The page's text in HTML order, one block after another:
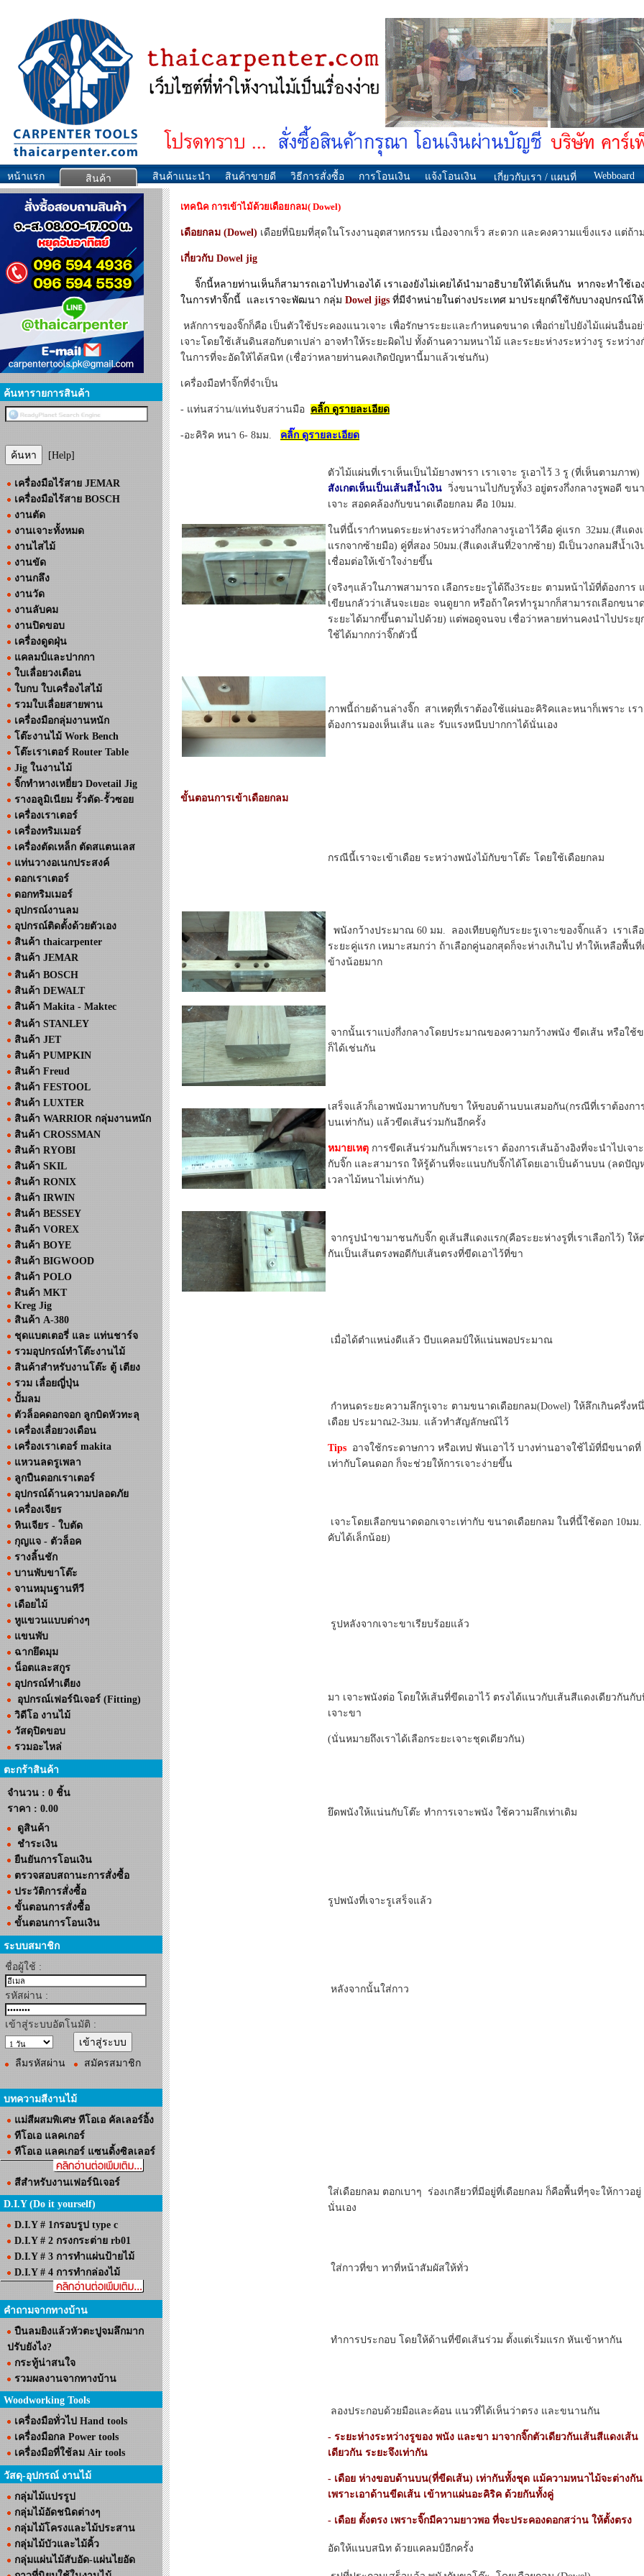
หน้าแรก สินค้า สินค้าแนะนำ สินค้าขายดี วิธีการสั่งซื้อ การโอนเงิน แจ้งโอนเงิน เกี่ยวกับเรา / แผนที่ Webboard
ค้นหารายการสินค้า
[Help]
เครื่องมือไร้สาย JEMAR
เครื่องมือไร้สาย BOSCH
งานตัด
งานเจาะทั้งหมด
งานไสไม้
งานขัด
งานกลึง
งานวัด
งานลับคม
งานปิดขอบ
เครื่องดูดฝุ่น
แคลมป์และปากกา
ใบเลื่อยวงเดือน
ใบกบ ใบเครื่องไสไม้
รวมใบเลื่อยสายพาน
เครื่องมือกลุ่มงานหนัก
โต๊ะงานไม้ Work Bench
โต๊ะเราเตอร์ Router Table
Jig ในงานไม้
จิ๊กทำหางเหยี่ยว Dovetail Jig
รางอลูมิเนียม รั้วตัด-รั้วซอย
เครื่องเราเตอร์
เครื่องทริมเมอร์
เครื่องตัดเหล็ก ตัดสแตนเลส
แท่นวางอเนกประสงค์
ดอกเราเตอร์
ดอกทริมเมอร์
อุปกรณ์งานลม
อุปกรณ์ติดตั้งด้วยตัวเอง
สินค้า thaicarpenter
สินค้า JEMAR
สินค้า BOSCH
สินค้า DEWALT
สินค้า Makita - Maktec
สินค้า STANLEY
สินค้า JET
สินค้า PUMPKIN
สินค้า Freud
สินค้า FESTOOL
สินค้า LUXTER
สินค้า WARRIOR กลุ่มงานหนัก
สินค้า CROSSMAN
สินค้า RYOBI
สินค้า SKIL
สินค้า RONIX
สินค้า IRWIN
สินค้า BESSEY
สินค้า VOREX
สินค้า BOYE
สินค้า BIGWOOD
สินค้า POLO
สินค้า MKT
Kreg Jig
สินค้า A-380
ชุดแบตเตอรี่ และ แท่นชาร์จ
รวมอุปกรณ์ทำโต๊ะงานไม้
สินค้าสำหรับงานโต๊ะ ตู้ เตียง
รวม เลื่อยญี่ปุ่น
ปั้มลม
ตัวล็อคดอกจอก ลูกบิดหัวทะลุ
เครื่องเลื่อยวงเดือน
เครื่องเราเตอร์ makita
แหวนลดรูเพลา
ลูกปืนดอกเราเตอร์
อุปกรณ์ด้านความปลอดภัย
เครื่องเจียร
หินเจียร - ใบตัด
กุญแจ - ตัวล็อค
รางลิ้นชัก
บานพับขาโต๊ะ
จานหมุนฐานทีวี
เดือยไม้
หูแขวนแบบต่างๆ
แขนพับ
ฉากยึดมุม
น็อตและสกูร
อุปกรณ์ทำเตียง
อุปกรณ์เฟอร์นิเจอร์ (Fitting)
วิดีโอ งานไม้
วัสดุปิดขอบ
รวมอะไหล่
ตะกร้าสินค้า
จำนวน : 0 ชิ้น
ราคา : 0.00
ดูสินค้า
ชำระเงิน
ยืนยันการโอนเงิน
ตรวจสอบสถานะการสั่งซื้อ
ประวัติการสั่งซื้อ
ขั้นตอนการสั่งซื้อ
ขั้นตอนการโอนเงิน
ระบบสมาชิก
ชื่อผู้ใช้ :
รหัสผ่าน :
เข้าสู่ระบบอัตโนมัติ :
ลืมรหัสผ่าน สมัครสมาชิก
บทความสีงานไม้
แม่สีผสมพิเศษ ทีโอเอ คัลเลอร์อิ้ง
ทีโอเอ แลคเกอร์
ทีโอเอ แลคเกอร์ แซนดิ้งซิลเลอร์
สีสำหรับงานเฟอร์นิเจอร์
D.I.Y (Do it yourself)
D.I.Y # 1กรอบรูป type c
D.I.Y # 2 กรงกระต่าย rb01
D.I.Y # 3 การทำแผ่นป้ายไม้
D.I.Y # 4 การทำกล่องไม้
คำถามจากทางบ้าน
ปืนลมยิงแล้วหัวตะปูจมลึกมาก
ปรับยังไง?
กระทู้น่าสนใจ
รวมผลงานจากทางบ้าน
Woodworking Tools
เครื่องมือทั่วไป Hand tools
เครื่องมือกล Power tools
เครื่องมือที่ใช้ลม Air tools
วัสดุ-อุปกรณ์ งานไม้
กลุ่มไม้แปรรูป
กลุ่มไม้อัดชนิดต่างๆ
กลุ่มไม้โครงและไม้ประสาน
กลุ่มไม้บัวและไม้คิ้ว
กลุ่มแผ่นไม้สับอัด-แผ่นไยอัด
เทคนิค การเข้าไม้ด้วยเดือยกลม( Dowel)
เดือยกลม (Dowel) เดือยที่นิยมที่สุดในโรงงานอุตสาหกรรม เนื่องจากเร็ว สะดวก และคงความแข็งแรง แต่ถ้
เกี่ยวกับ Dowel jig
จิ๊กนี้หลายท่านเห็นก็สามารถเอาไปทำเองได้ เราเองยังไม่เคยได้นำมาอธิบายให้ได้เห็นกัน หากจะทำใช้
ในการทำจิ๊กนี้ และเราจะพัฒนา กลุ่ม Dowel jigs ที่มีจำหน่ายในต่างประเทศ มาประยุกต์ใช้กับบางอุปกรณ์ใ
หลักการของจิ๊กก็คือ เป็นตัวใช้ประคองแนวเจาะ เพื่อรักษาระยะและกำหนดขนาด เพื่อถ่ายไปยังไม้แผ่นอื่น
เจาะโดยใช้เส้นดินสอกับตาเปล่า อาจทำให้ระยะผิดไป ทั้งด้านความหนาไม้ และระยะห่างระหว่างรู ระหว่
ในการที่จะอัดให้ได้สนิท (เชื่อว่าหลายท่านคงเกิดปัญหานี้มาแล้วเช่นกัน)
เครื่องมือทำจิ๊กที่จำเป็น
- แท่นสว่าน/แท่นจับสว่านมือ คลิ๊ก ดูรายละเอียด
-อะคิริค หนา 6- 8มม. คลิ๊ก ดูรายละเอียด
ตัวไม้แผ่นที่เราเห็นเป็นไม้ยางพารา เราเจาะ รูเอาไว้ 3 รู (ที่เห็นตามภาพ)
สังเกตเห็นเป็นเส้นสีน้ำเงิน วิ่งขนานไปกับรูทั้ง3 อยู่ตรงกึ่งกลางรูพอดี ขน
เจาะ สอดคล้องกับขนาดเดือยกลม คือ 10มม.
ในที่นี้เรากำหนดระยะห่างระหว่างกึ่งกลางรูเอาไว้คือ คู่แรก 32มม.(สีแดง
แรกจากซ้ายมือ) คู่ที่สอง 50มม.(สีแดงเส้นที่2จากซ้าย) มีเป็นวงกลมสีน้ำเงิ
เชื่อมต่อให้เข้าใจง่ายขึ้น
(จริงๆแล้วในภาพสามารถ เลือกระยะรูได้ถึง3ระยะ ตามหน้าไม้ที่ต้องการ
เขียนกลัวว่าเส้นจะเยอะ จนดูยาก หรือถ้าใครทำรูมากก็สามารถเลือกขนาด
ระยะได้มากขึ้นตามไปด้วย) แต่พอดูจนจบ เชื่อว่าหลายท่านคงนำไปประยุ
ใช้ได้มากกว่าจิ๊กตัวนี้
ภาพนี้ถ่ายด้านล่างจิ๊ก สาเหตุที่เราต้องใช้แผ่นอะคิริคและหนาก็เพราะ เรา
ต้องการมองเห็นเส้น และ รับแรงหนีบปากกาได้นั่นเอง
ขั้นตอนการเข้าเดือยกลม
กรณีนี้เราจะเข้าเดือย ระหว่างพนังไม้กับขาโต๊ะ โดยใช้เดือยกลม
พนังกว้างประมาณ 60 มม. ลองเทียบดูกับระยะรูเจาะของจิ๊กแล้ว เราเลือ
ระยะคู่แรก เหมาะสมกว่า ถ้าเลือกคู่นอกสุดก็จะห่างเกินไป ทำให้เหลือพื้น
ข้างน้อยมาก
จากนั้นเราแบ่งกึ่งกลางโดยประมาณของความกว้างพนัง ขีดเส้น หรือใช้
ก็ได้เช่นกัน
เสร็จแล้วก็เอาพนังมาทาบกับขา ให้ขอบด้านบนเสมอกัน(กรณีที่เราต้องกา
บนเท่ากัน) แล้วขีดเส้นร่วมกันอีกครั้ง
หมายเหตุ การขีดเส้นร่วมกันก็เพราะเรา ต้องการเส้นอ้างอิงที่จะนำไปเจา
กับจิ๊ก และสามารถ ให้รู้ด้านที่จะแนบกับจิ๊กได้โดยเอาเป็นด้านบน (ลดปัญ
เวลาไม้หนาไม่เท่ากัน)
จากรูปนำขามาชนกับจิ๊ก ดูเส้นสีแดงแรก(คือระยะห่างรูที่เราเลือกไว้) ให้
กันเป็นเส้นตรงพอดีกับเส้นตรงที่ขีดเอาไว้ที่ขา
เมื่อได้ตำแหน่งดีแล้ว บีบแคลมป์ให้แน่นพอประมาณ
กำหนดระยะความลึกรูเจาะ ตามขนาดเดือยกลม(Dowel) ให้ลึกเกินครึ่งห
เดือย ประมาณ2-3มม. แล้วทำสัญลักษณ์ไว้
Tips อาจใช้กระดาษกาว หรือเทป พันเอาไว้ บางท่านอาจใช้ไม้ที่มีขนาดที่
เท่ากับโคนดอก ก็จะช่วยให้การเจาะง่ายขึ้น
เจาะโดยเลือกขนาดดอกเจาะเท่ากับ ขนาดเดือยกลม ในที่นี้ใช้ดอก 10มม.
คับได้เล็กน้อย)
รูปหลังจากเจาะขาเรียบร้อยแล้ว
มา เจาะพนังต่อ โดยให้เส้นที่ขีดเอาไว้ ตรงได้แนวกับเส้นสีแดงเดียวกันกับ
เจาะขา
(นั่นหมายถึงเราได้เลือกระยะเจาะชุดเดียวกัน)
ยึดพนังให้แน่นกับโต๊ะ ทำการเจาะพนัง ใช้ความลึกเท่าเดิม
รูปพนังที่เจาะรูเสร็จแล้ว
หลังจากนั้นใส่กาว
ใส่เดือยกลม ตอกเบาๆ ร่องเกลียวที่มีอยู่ที่เดือยกลม ก็คือพื้นที่ๆจะให้กาวอยู่
นั่นเอง
ใส่กาวที่ขา ทาที่หน้าสัมผัสให้ทั่ว
ทำการประกอบ โดยให้ด้านที่ขีดเส้นร่วม ตั้งแต่เริ่มแรก หันเข้าหากัน
ลองประกอบด้วยมือและค้อน แนวที่ได้เห็นว่าตรง และขนานกัน
- ระยะห่างระหว่างรูของ พนัง และขา มาจากจิ๊กตัวเดียวกันเส้นสีแดงเส้น
เดียวกัน ระยะจึงเท่ากัน
- เดือย ห่างขอบด้านบน(ที่ขีดเส้น) เท่ากันทั้งชุด แม้ความหนาไม้จะต่างกัน
เพราะเอาด้านขีดเส้น เข้าหาแผ่นอะคิริค ด้วยกันทั้งคู่
- เดือย ตั้งตรง เพราะจิ๊กมีความยาวพอ ที่จะประคองดอกสว่าน ให้ตั้งตรง
อัดให้แนบสนิท ด้วยแคลมป์อีกครั้ง